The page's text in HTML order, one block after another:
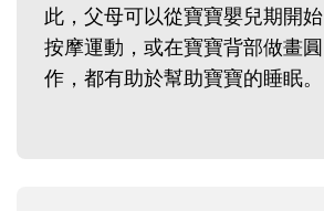
此，父母可以從寶寶嬰兒期開
按摩運動，或在寶寶背部做畫
作，都有助於幫助寶寶的睡眠。